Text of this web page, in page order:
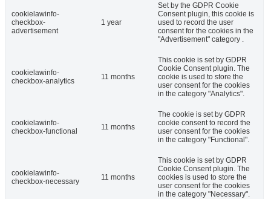
cookielawinfo-
checkbox-
advertisement
1 year
Set by the GDPR Cookie
Consent plugin, this cookie is
used to record the user
consent for the cookies in the
"Advertisement" category .
cookielawinfo-
checkbox-analytics
11 months
This cookie is set by GDPR
Cookie Consent plugin. The
cookie is used to store the
user consent for the cookies
in the category "Analytics".
cookielawinfo-
checkbox-functional
11 months
The cookie is set by GDPR
cookie consent to record the
user consent for the cookies
in the category "Functional".
cookielawinfo-
checkbox-necessary
11 months
This cookie is set by GDPR
Cookie Consent plugin. The
cookies is used to store the
user consent for the cookies
in the category "Necessary".